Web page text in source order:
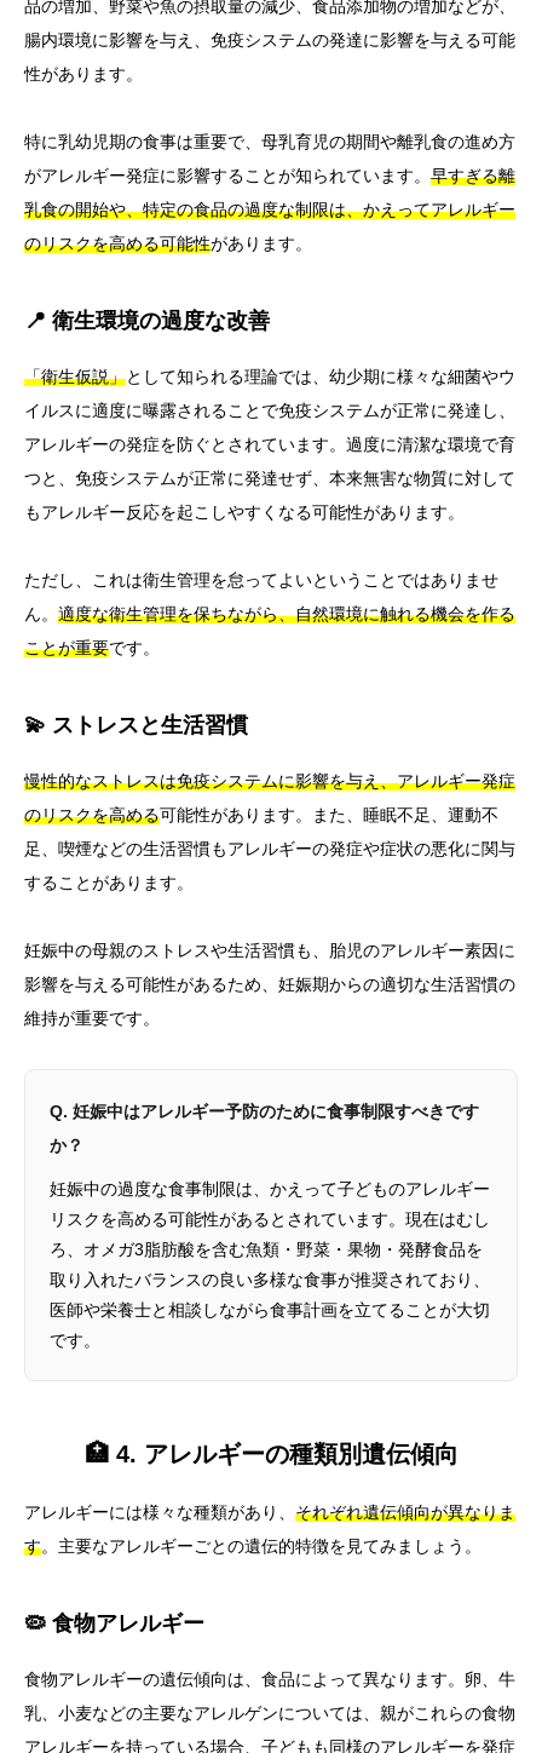
品の増加、野菜や魚の摂取量の減少、食品添加物の増加などが、
腸内環境に影響を与え、免疫システムの発達に影響を与える可能
性があります。
特に乳幼児期の食事は重要で、母乳育児の期間や離乳食の進め方
がアレルギー発症に影響することが知られています。 早すぎる離
乳食の開始や、特定の食品の過度な制限は、かえってアレルギー
のリスクを高める可能性があります。
📍 衛生環境の過度な改善
「衛生仮説」として知られる理論では、幼少期に様々な細菌やウ
イルスに適度に曝露されることで免疫システムが正常に発達し、
アレルギーの発症を防ぐとされています。過度に清潔な環境で育
つと、免疫システムが正常に発達せず、本来無害な物質に対して
もアレルギー反応を起こしやすくなる可能性があります。
ただし、これは衛生管理を怠ってよいということではありませ
ん。 適度な衛生管理を保ちながら、自然環境に触れる機会を作る
ことが重要です。
💫 ストレスと生活習慣
慢性的なストレスは免疫システムに影響を与え、アレルギー発症
のリスクを高める可能性があります。また、睡眠不足、運動不
足、喫煙などの生活習慣もアレルギーの発症や症状の悪化に関与
することがあります。
妊娠中の母親のストレスや生活習慣も、胎児のアレルギー素因に
影響を与える可能性があるため、妊娠期からの適切な生活習慣の
維持が重要です。
Q. 妊娠中はアレルギー予防のために食事制限すべきです
か？
妊娠中の過度な食事制限は、かえって子どものアレルギー
リスクを高める可能性があるとされています。現在はむし
ろ、オメガ3脂肪酸を含む魚類・野菜・果物・発酵食品を
取り入れたバランスの良い多様な食事が推奨されており、
医師や栄養士と相談しながら食事計画を立てることが大切
です。
🏥 4. アレルギーの種類別遺伝傾向
アレルギーには様々な種類があり、 それぞれ遺伝傾向が異なりま
す。主要なアレルギーごとの遺伝的特徴を見てみましょう。
🦠 食物アレルギー
食物アレルギーの遺伝傾向は、食品によって異なります。卵、牛
乳、小麦などの主要なアレルゲンについては、親がこれらの食物
アレルギーを持っている場合、子どもも同様のアレルギーを発症